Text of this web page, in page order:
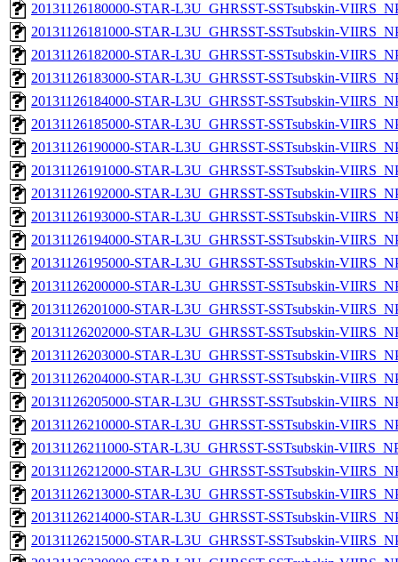
20131126180000-STAR-L3U_GHRSST-SSTsubskin-
20131126181000-STAR-L3U_GHRSST-SSTsubskin-
20131126182000-STAR-L3U_GHRSST-SSTsubskin-
20131126183000-STAR-L3U_GHRSST-SSTsubskin-
20131126184000-STAR-L3U_GHRSST-SSTsubskin-
20131126185000-STAR-L3U_GHRSST-SSTsubskin-
20131126190000-STAR-L3U_GHRSST-SSTsubskin-
20131126191000-STAR-L3U_GHRSST-SSTsubskin-
20131126192000-STAR-L3U_GHRSST-SSTsubskin-
20131126193000-STAR-L3U_GHRSST-SSTsubskin-
20131126194000-STAR-L3U_GHRSST-SSTsubskin-
20131126195000-STAR-L3U_GHRSST-SSTsubskin-
20131126200000-STAR-L3U_GHRSST-SSTsubskin-
20131126201000-STAR-L3U_GHRSST-SSTsubskin-
20131126202000-STAR-L3U_GHRSST-SSTsubskin-
20131126203000-STAR-L3U_GHRSST-SSTsubskin-
20131126204000-STAR-L3U_GHRSST-SSTsubskin-
20131126205000-STAR-L3U_GHRSST-SSTsubskin-
20131126210000-STAR-L3U_GHRSST-SSTsubskin-
20131126211000-STAR-L3U_GHRSST-SSTsubskin-
20131126212000-STAR-L3U_GHRSST-SSTsubskin-
20131126213000-STAR-L3U_GHRSST-SSTsubskin-
20131126214000-STAR-L3U_GHRSST-SSTsubskin-
20131126215000-STAR-L3U_GHRSST-SSTsubskin-